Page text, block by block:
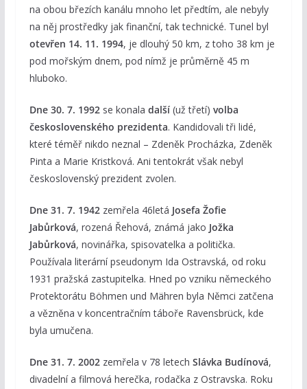
na obou březích kanálu mnoho let předtím, ale nebyly
na něj prostředky jak finanční, tak technické. Tunel byl
otevřen 14. 11. 1994, je dlouhý 50 km, z toho 38 km je
pod mořským dnem, pod nímž je průměrně 45 m
hluboko.
Dne 30. 7. 1992se konala další(už třetí) volba
československého prezidenta. Kandidovali tři lidé,
které téměř nikdo neznal – Zdeněk Procházka, Zdeněk
Pinta a Marie Kristková. Ani tentokrát však nebyl
československý prezident zvolen.
Dne 31. 7. 1942zemřela 46letá Josefa Žofie
Jabůrková, rozená Řehová, známá jako Jožka
Jabůrková, novinářka, spisovatelka a politička.
Používala literární pseudonym Ida Ostravská, od roku
1931 pražská zastupitelka. Hned po vzniku německého
Protektorátu Böhmen und Mähren byla Němci zatčena
a vězněna v koncentračním táboře Ravensbrück, kde
byla umučena.
Dne 31. 7. 2002zemřela v 78 letech Slávka Budínová,
divadelní a filmová herečka, rodačka z Ostravska. Roku